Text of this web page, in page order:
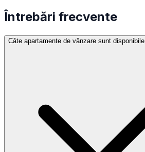
Întrebări frecvente
Câte apartamente de vânzare sunt